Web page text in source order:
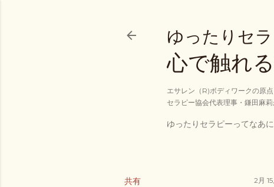
ゆったりセ
心で触れ
エサレン（R)ボディワークの原
セラピー協会代表理事・鎌田麻
ゆったりセラピーってなあに
共有 2月